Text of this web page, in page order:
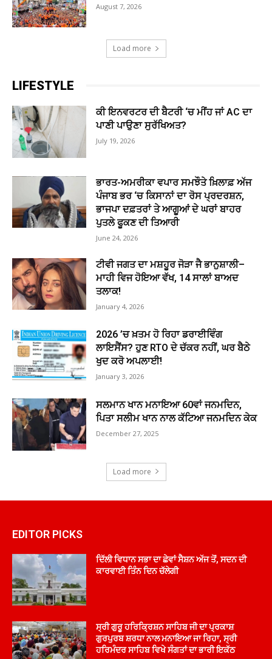
August 7, 2026
Load more
LIFESTYLE
ਕੀ ਇਨਵਰਟਰ ਦੀ ਬੈਟਰੀ ‘ਚ ਮੀਂਹ ਜਾਂ AC ਦਾ
ਪਾਣੀ ਪਾਉਣਾ ਸੁਰੱਖਿਅਤ?
July 19, 2026
ਭਾਰਤ-ਅਮਰੀਕਾ ਵਪਾਰ ਸਮਝੌਤੇ ਖ਼ਿਲਾਫ਼ ਅੱਜ
ਪੰਜਾਬ ਭਰ ‘ਚ ਕਿਸਾਨਾਂ ਦਾ ਰੋਸ ਪ੍ਰਦਰਸ਼ਨ,
ਭਾਜਪਾ ਦਫ਼ਤਰਾਂ ਤੇ ਆਗੂਆਂ ਦੇ ਘਰਾਂ ਬਾਹਰ
ਪੁਤਲੇ ਫੂਕਣ ਦੀ ਤਿਆਰੀ
June 24, 2026
ਟੀਵੀ ਜਗਤ ਦਾ ਮਸ਼ਹੂਰ ਜੋੜਾ ਜੈ ਭਾਨੁਸ਼ਾਲੀ–
ਮਾਹੀ ਵਿਜ ਹੋਇਆ ਵੱਖ, 14 ਸਾਲਾਂ ਬਾਅਦ
ਤਲਾਕ!
January 4, 2026
2026 ’ਚ ਖ਼ਤਮ ਹੋ ਰਿਹਾ ਡਰਾਈਵਿੰਗ
ਲਾਇਸੈਂਸ? ਹੁਣ RTO ਦੇ ਚੱਕਰ ਨਹੀਂ, ਘਰ ਬੈਠੇ
ਖੁਦ ਕਰੋ ਅਪਲਾਈ!
January 3, 2026
ਸਲਮਾਨ ਖਾਨ ਮਨਾਇਆ 60ਵਾਂ ਜਨਮਦਿਨ,
ਪਿਤਾ ਸਲੀਮ ਖਾਨ ਨਾਲ ਕੱਟਿਆ ਜਨਮਦਿਨ ਕੇਕ
December 27, 2025
Load more
EDITOR PICKS
ਦਿੱਲੀ ਵਿਧਾਨ ਸਭਾ ਦਾ ਛੇਵਾਂ ਸੈਸ਼ਨ ਅੱਜ ਤੋਂ, ਸਦਨ ਦੀ
ਕਾਰਵਾਈ ਤਿੰਨ ਦਿਨ ਚੱਲੇਗੀ
ਸ੍ਰੀ ਗੁਰੂ ਹਰਿਕ੍ਰਿਸ਼ਨ ਸਾਹਿਬ ਜੀ ਦਾ ਪ੍ਰਕਾਸ਼
ਗੁਰਪੁਰਬ ਸ਼ਰਧਾ ਨਾਲ ਮਨਾਇਆ ਜਾ ਰਿਹਾ, ਸ੍ਰੀ
ਹਰਿਮੰਦਰ ਸਾਹਿਬ ਵਿਖੇ ਸੰਗਤਾਂ ਦਾ ਭਾਰੀ ਇਕੱਠ